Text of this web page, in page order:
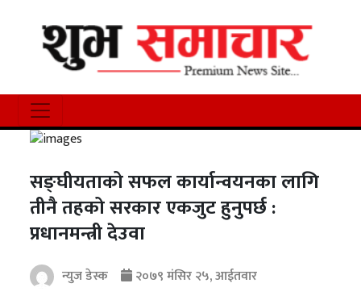
सङ्घीयताको सफल कार्यान्वयनका लागि
तीनै तहको सरकार एकजुट हुनुपर्छ :
प्रधानमन्त्री देउवा
न्युज डेस्क
२०७९ मंसिर २५, आईतवार